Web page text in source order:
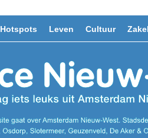
Hotspots Leven Cultuur